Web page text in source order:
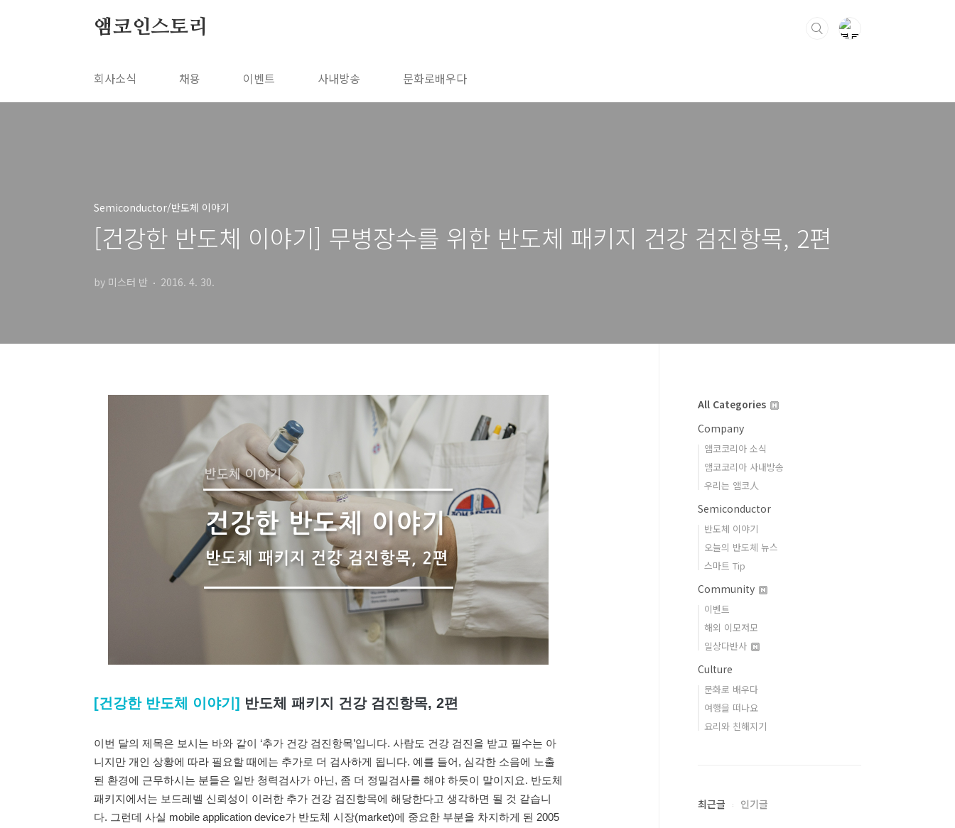
앰코인스토리
회사소식 채용 이벤트 사내방송 문화로배우다
Semiconductor/반도체 이야기
[건강한 반도체 이야기] 무병장수를 위한 반도체 패키지 건강 검진항목, 2편
by 미스터 반 2016. 4. 30.
[건강한 반도체 이야기] 반도체 패키지 건강 검진항목, 2편
이번 달의 제목은 보시는 바와 같이 ‘추가 건강 검진항목’입니다. 사람도 건강 검진을 받고 필수는 아
니지만 개인 상황에 따라 필요할 때에는 추가로 더 검사하게 됩니다. 예를 들어, 심각한 소음에 노출
된 환경에 근무하시는 분들은 일반 청력검사가 아닌, 좀 더 정밀검사를 해야 하듯이 말이지요. 반도체
패키지에서는 보드레벨 신뢰성이 이러한 추가 건강 검진항목에 해당한다고 생각하면 될 것 같습니
다. 그런데 사실 mobile application device가 반도체 시장(market)에 중요한 부분을 차지하게 된 2005
All Categories
Company
앰코코리아 소식
앰코코리아 사내방송
우리는 앰코人
Semiconductor
반도체 이야기
오늘의 반도체 뉴스
스마트 Tip
Community
이벤트
해외 이모저모
일상다반사
Culture
문화로 배우다
여행을 떠나요
요리와 친해지기
최근글 인기글